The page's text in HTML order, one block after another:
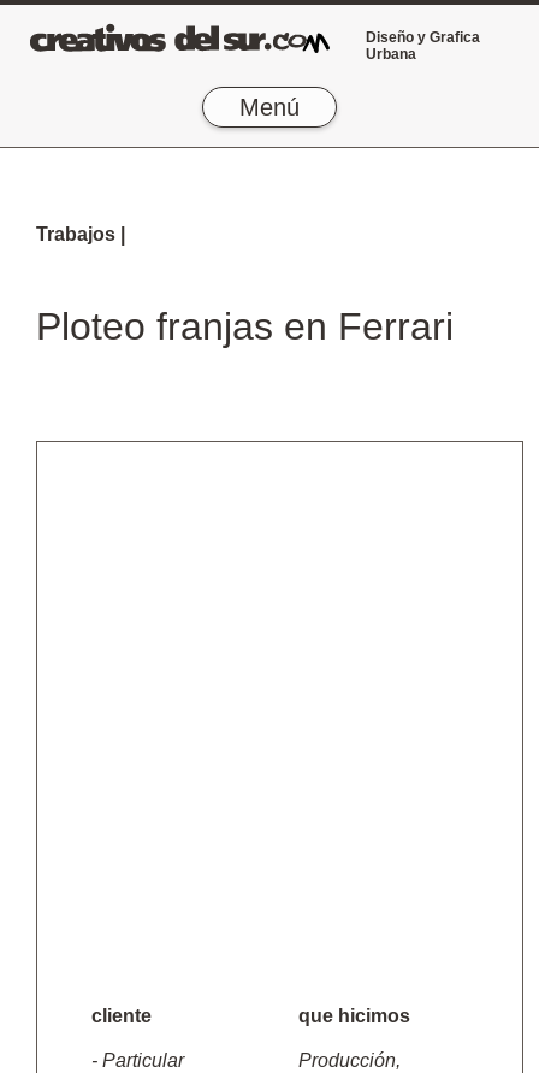
Diseño y Grafica
Urbana
Menú
Trabajos |
Ploteo franjas en Ferrari
cliente
- Particular
que hicimos
Producción,